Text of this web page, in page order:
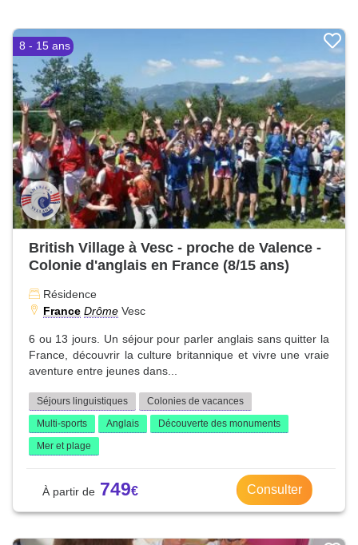
8 - 15 ans
British Village à Vesc - proche de Valence -
Colonie d'anglais en France (8/15 ans)
Résidence
France Drôme Vesc
6 ou 13 jours. Un séjour pour parler anglais sans quitter la
France, découvrir la culture britannique et vivre une vraie
aventure entre jeunes dans...
Séjours linguistiques
Colonies de vacances
Multi-sports
Anglais
Découverte des monuments
Mer et plage
749 Consulter